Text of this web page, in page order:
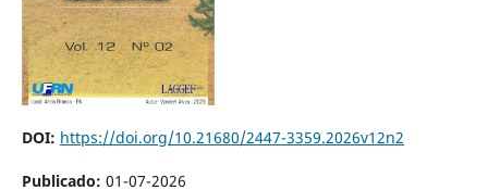
DOI: https://doi.org/10.21680/2447-3359.2026v12n2
Publicado: 01-07-2026